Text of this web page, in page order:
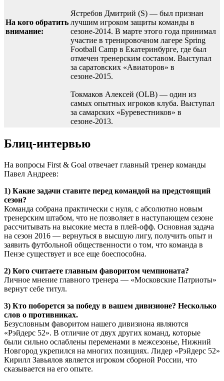
На кого обратить
внимание:
Ястребов Дмитрий (S) — был признан
лучшим игроком защиты команды в
сезоне-2014. В марте этого года принимал
участие в тренировочном лагере Spring
Football Camp в Екатеринбурге, где был
отмечен тренерским составом. Выступал
за саратовских «Авиаторов» в
сезоне-2015.
Токмаков Алексей (OLB) — один из
самых опытных игроков клуба. Выступал
за самарских «Буревестников» в
сезоне-2013.
Блиц-интервью
На вопросы First & Goal отвечает главный тренер команды
Павел Андреев:
1) Какие задачи ставите перед командой на предстоящий
сезон?
Команда собрана практически с нуля, с абсолютно новым
тренерским штабом, что не позволяет в наступающем сезоне
рассчитывать на высокие места в плей-офф. Основная задача
на сезон 2016 — вернуться в высшую лигу, получить опыт и
заявить футбольной общественности о том, что команда в
Пензе существует и все еще боеспособна.
2) Кого считаете главным фаворитом чемпионата?
Личное мнение главного тренера — «Московские Патриоты»
вернут себе титул.
3) Кто поборется за победу в вашем дивизионе? Несколько
слов о противниках.
Безусловным фаворитом нашего дивизиона являются
«Рэйдерс 52». В отличие от двух других команд, которые
были сильно ослаблены переменами в межсезонье, Нижний
Новгород укрепился на многих позициях. Лидер «Рэйдерс 52»
Кирилл Завьялов является игроком сборной России, что
сказывается на его опыте.